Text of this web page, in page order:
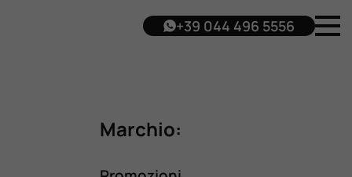
+39 044 496 5556
Marchio: